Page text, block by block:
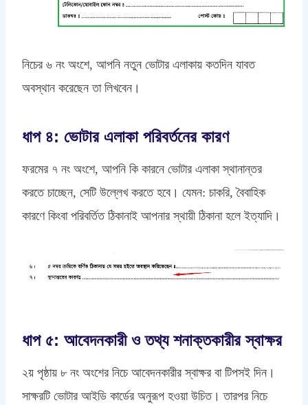
নিচের ৬ নং অংশে, আপনি নতুন ভোটার এলাকায় কতদিন যাবত
অবস্থান করেছেন তা লিখবেন।
ধাপ ৪: ভোটার এলাকা পরিবর্তনের কারণ
ফরমের ৭ নং অংশে, আপনি কি কারনে ভোটার এলাকা স্থানান্তর
করতে চাচ্ছেন, সেটি উল্লেখ করতে হবে। যেমন: চাকরি, বৈবাহিক
কারণে কিংবা পরিবর্তিত ঠিকানাই আপনার স্থায়ী ঠিকানা হলে ইত্যাদি।
ধাপ ৫: আবেদনকারী ও তথ্য শনাক্তকারীর স্বাক্ষর
২য় পৃষ্ঠায় ৮ নং অংশের নিচে আবেদনকারীর স্বাক্ষর বা টিপসই দিন।
সাক্ষরটি ভোটার আইডি কার্ডের অনুরূপ হওয়া উচিত। তারপর নিচে